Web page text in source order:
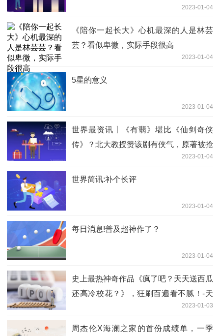
2023-01-04
《陪你一起长大》心机最深的人是林芸
芸？看似卑微，实际手段很高
2023-01-04
5星的意义
2023-01-04
世界最资讯丨《有翡》堪比《仙剑奇侠
传》？北大教授赞该剧有侠气，原著被抢
2023-01-04
世界简讯:补个长评
2023-01-04
每日消息!普及超神作了？
2023-01-04
史上最热神奇作品《疯了吧？天天送西瓜
还高冷校花？》，狂刷百遍看不腻！-天
2023-01-03
周杰伦X海澜之家的首份成绩单，一季